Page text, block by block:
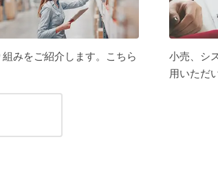
みをご紹介します。こちら
小売、シ
用いただ